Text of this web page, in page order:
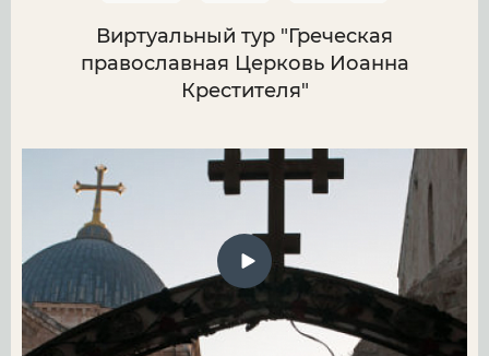
Виртуальный тур "Греческая
православная Церковь Иоанна
Крестителя"